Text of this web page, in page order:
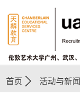
首页 活动与新闻